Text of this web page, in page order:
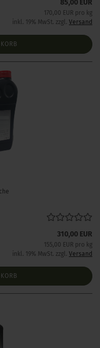
85,00 EUR
170,00 EUR pro kg
inkl. 19% MwSt. zzgl. Versand
310,00 EUR
155,00 EUR pro kg
inkl. 19% MwSt. zzgl. Versand